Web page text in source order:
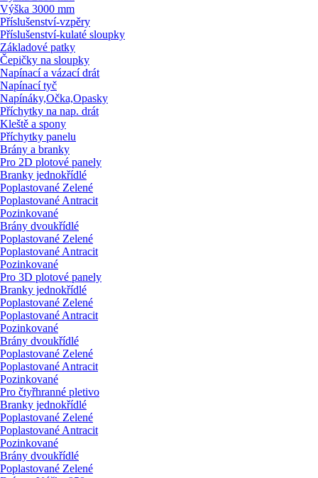
Výška 3000 mm
Příslušenství-vzpěry
Příslušenství-kulaté sloupky
Základové patky
Čepičky na sloupky
Napínací a vázací drát
Napínací tyč
Napínáky,Očka,Opasky
Příchytky na nap. drát
Kleště a spony
Příchytky panelu
Brány a branky
Pro 2D plotové panely
Branky jednokřídlé
Poplastované Zelené
Poplastované Antracit
Pozinkované
Brány dvoukřídlé
Poplastované Zelené
Poplastované Antracit
Pozinkované
Pro 3D plotové panely
Branky jednokřídlé
Poplastované Zelené
Poplastované Antracit
Pozinkované
Brány dvoukřídlé
Poplastované Zelené
Poplastované Antracit
Pozinkované
Pro čtyřhranné pletivo
Branky jednokřídlé
Poplastované Zelené
Poplastované Antracit
Pozinkované
Brány dvoukřídlé
Poplastované Zelené